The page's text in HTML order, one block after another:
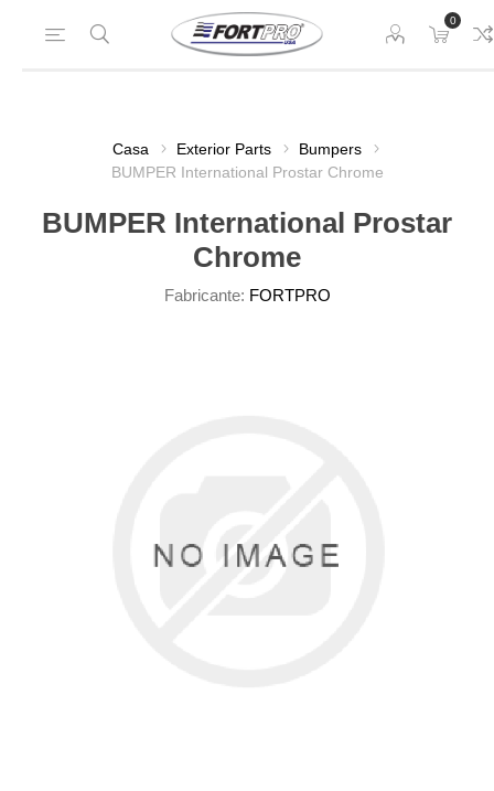
0
Casa Exterior Parts
Bumpers
BUMPER International Prostar Chrome
BUMPER International Prostar
Chrome
Fabricante: FORTPRO